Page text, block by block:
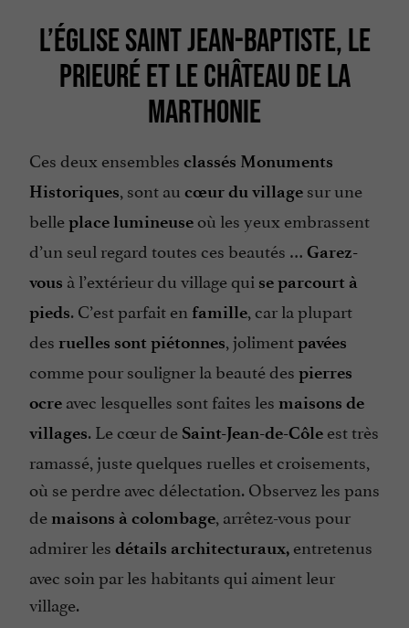
L’ÉGLISE SAINT JEAN-BAPTISTE, LE
PRIEURÉ ET LE CHÂTEAU DE LA
MARTHONIE
Ces deux ensembles classés Monuments
Historiques, sont au cœur du village sur une
belleplace lumineuse où les yeux embrassent
d’un seul regard toutes ces beautés … Garez-
vous à l’extérieur du village qui se parcourt à
pieds. C’est parfait en famille, car la plupart
des ruelles sont piétonnes, jolimentpavées
comme pour souligner la beauté des pierres
ocre avec lesquelles sont faites les maisons de
villages. Le cœur de Saint-Jean-de-Côle est très
ramassé, juste quelques ruelles et croisements,
où se perdre avec délectation. Observez les pans
de maisons à colombage, arrêtez-vous pour
admirer les détails architecturaux, entretenus
avec soin par les habitants qui aiment leur
village.